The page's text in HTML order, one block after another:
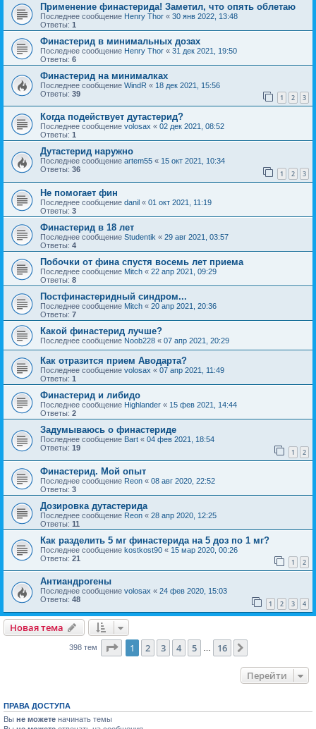
Применение финастерида! Заметил, что опять облетаю
Последнее сообщение Henry Thor « 30 янв 2022, 13:48
Ответы: 1
Финастерид в минимальных дозах
Последнее сообщение Henry Thor « 31 дек 2021, 19:50
Ответы: 6
Финастерид на минималках
Последнее сообщение WindR « 18 дек 2021, 15:56
Ответы: 39 1 2 3
Когда подействует дутастерид?
Последнее сообщение volosax « 02 дек 2021, 08:52
Ответы: 1
Дутастерид наружно
Последнее сообщение artem55 « 15 окт 2021, 10:34
Ответы: 36 1 2 3
Не помогает фин
Последнее сообщение danil « 01 окт 2021, 11:19
Ответы: 3
Финастерид в 18 лет
Последнее сообщение Studentik « 29 авг 2021, 03:57
Ответы: 4
Побочки от фина спустя восемь лет приема
Последнее сообщение Mitch « 22 апр 2021, 09:29
Ответы: 8
Постфинастеридный синдром...
Последнее сообщение Mitch « 20 апр 2021, 20:36
Ответы: 7
Какой финастерид лучше?
Последнее сообщение Noob228 « 07 апр 2021, 20:29
Как отразится прием Аводарта?
Последнее сообщение volosax « 07 апр 2021, 11:49
Ответы: 1
Финастерид и либидо
Последнее сообщение Highlander « 15 фев 2021, 14:44
Ответы: 2
Задумываюсь о финастериде
Последнее сообщение Bart « 04 фев 2021, 18:54
Ответы: 19 1 2
Финастерид. Мой опыт
Последнее сообщение Reon « 08 авг 2020, 22:52
Ответы: 3
Дозировка дутастерида
Последнее сообщение Reon « 28 апр 2020, 12:25
Ответы: 11
Как разделить 5 мг финастерида на 5 доз по 1 мг?
Последнее сообщение kostkost90 « 15 мар 2020, 00:26
Ответы: 21 1 2
Антиандрогены
Последнее сообщение volosax « 24 фев 2020, 15:03
Ответы: 48 1 2 3 4
Новая тема
398 тем Страница из 16
1 2 3 4 5 16
Перейти
ПРАВА ДОСТУПА
Вы не можете начинать темы